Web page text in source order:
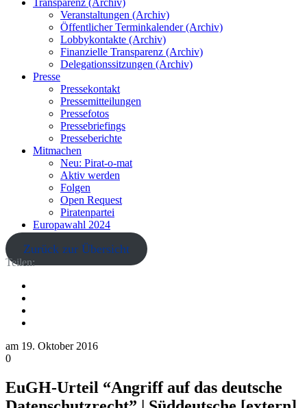
Transparenz (Archiv)
Veranstaltungen (Archiv)
Öffentlicher Terminkalender (Archiv)
Lobbykontakte (Archiv)
Finanzielle Transparenz (Archiv)
Delegationssitzungen (Archiv)
Presse
Pressekontakt
Pressemitteilungen
Pressefotos
Pressebriefings
Presseberichte
Mitmachen
Neu: Pirat-o-mat
Aktiv werden
Folgen
Open Request
Piratenpartei
Europawahl 2024
Zurück zur Übersicht
Teilen:
am 19. Oktober 2016
0
EuGH-Urteil “Angriff auf das deutsche